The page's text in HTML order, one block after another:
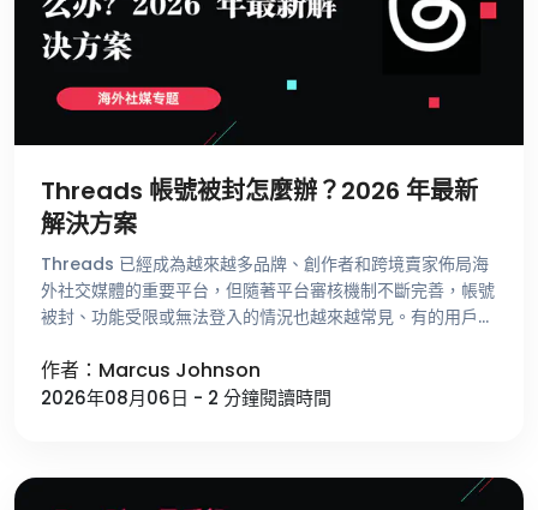
Threads 帳號被封怎麼辦？2026 年最新
解決方案
Threads 已經成為越來越多品牌、創作者和跨境賣家佈局海
外社交媒體的重要平台，但隨著平台審核機制不斷完善，帳號
被封、功能受限或無法登入的情況也越來越常見。有的用戶剛
法發文，還有一些用 …
作者：Marcus Johnson
2026年08月06日 - 2 分鐘閱讀時間